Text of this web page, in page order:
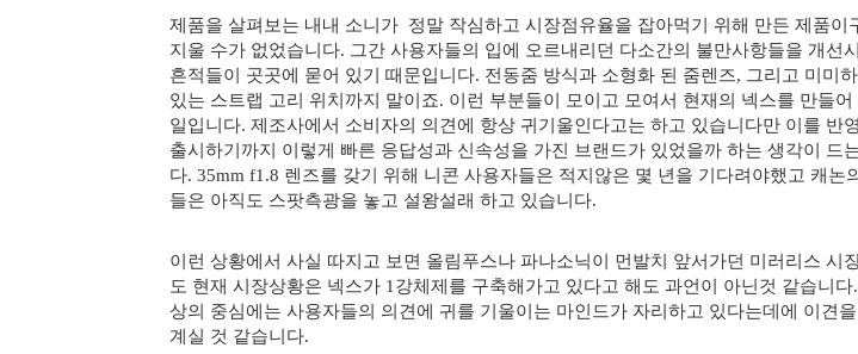
제품을 살펴보는 내내 소니가 정말 작심하고 시장점유율을 잡아먹기 위해 만든 제품이
지울 수가 없었습니다. 그간 사용자들의 입에 오르내리던 다소간의 불만사항들을 개선
흔적들이 곳곳에 묻어 있기 때문입니다. 전동줌 방식과 소형화 된 줌렌즈, 그리고 미미
있는 스트랩 고리 위치까지 말이죠. 이런 부분들이 모이고 모여서 현재의 넥스를 만들
일입니다. 제조사에서 소비자의 의견에 항상 귀기울인다고는 하고 있습니다만 이를 반
출시하기까지 이렇게 빠른 응답성과 신속성을 가진 브랜드가 있었을까 하는 생각이 드
다. 35mm f1.8 렌즈를 갖기 위해 니콘 사용자들은 적지않은 몇 년을 기다려야했고 캐논
들은 아직도 스팟측광을 놓고 설왕설래 하고 있습니다.
이런 상황에서 사실 따지고 보면 올림푸스나 파나소닉이 먼발치 앞서가던 미러리스 시
도 현재 시장상황은 넥스가 1강체제를 구축해가고 있다고 해도 과언이 아닌것 같습니다
상의 중심에는 사용자들의 의견에 귀를 기울이는 마인드가 자리하고 있다는데에 이견
계실 것 같습니다.